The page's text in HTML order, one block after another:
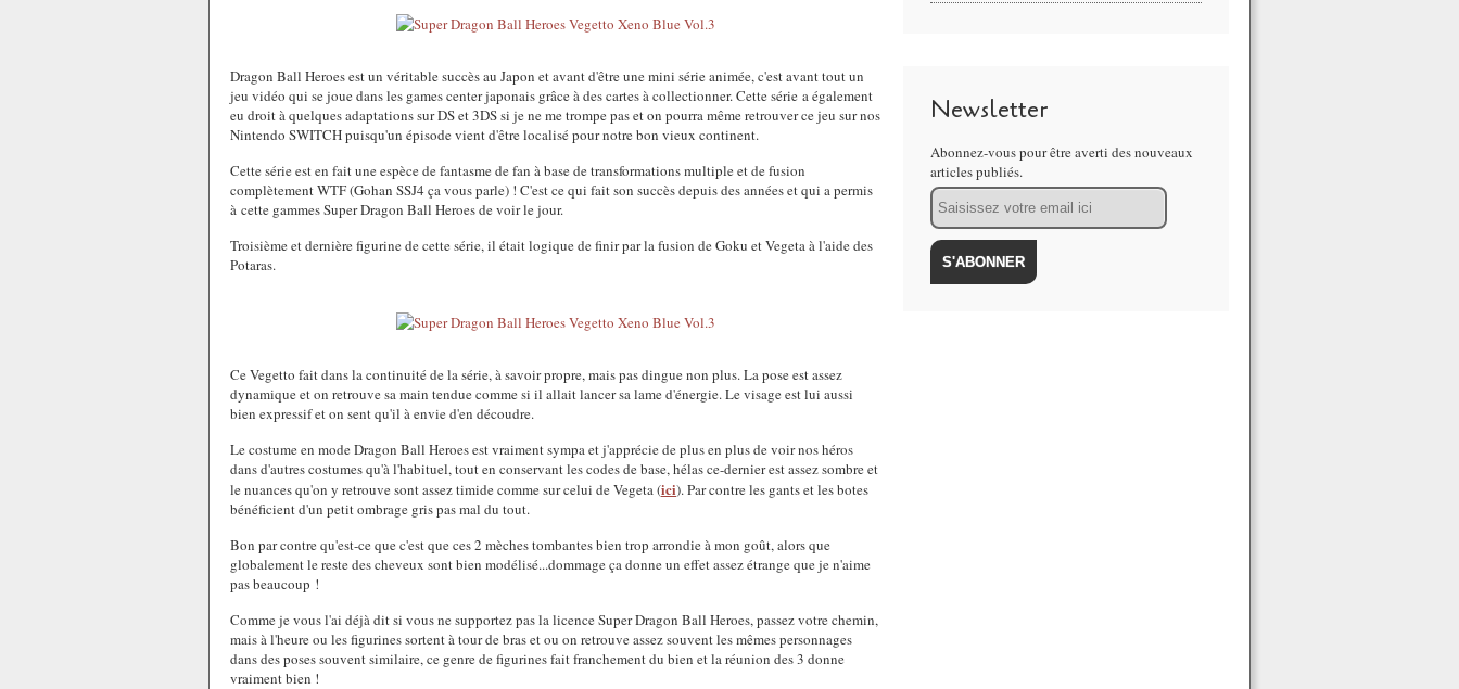
Dragon Ball Heroes est un véritable succès au Japon et avant d'être une mini série animée, c'est avant tout un
jeu vidéo qui se joue dans les games center japonais grâce à des cartes à collectionner. Cette série a également
eu droit à quelques adaptations sur DS et 3DS si je ne me trompe pas et on pourra même retrouver ce jeu sur nos
Nintendo SWITCH puisqu'un épisode vient d'être localisé pour notre bon vieux continent.
Cette série est en fait une espèce de fantasme de fan à base de transformations multiple et de fusion
complètement WTF (Gohan SSJ4 ça vous parle) ! C'est ce qui fait son succès depuis des années et qui a permis
à cette gammes Super Dragon Ball Heroes de voir le jour.
Troisième et dernière figurine de cette série, il était logique de finir par la fusion de Goku et Vegeta à l'aide des
Potaras.
Ce Vegetto fait dans la continuité de la série, à savoir propre, mais pas dingue non plus. La pose est assez
dynamique et on retrouve sa main tendue comme si il allait lancer sa lame d'énergie. Le visage est lui aussi
bien expressif et on sent qu'il à envie d'en découdre.
Le costume en mode Dragon Ball Heroes est vraiment sympa et j'apprécie de plus en plus de voir nos héros
dans d'autres costumes qu'à l'habituel, tout en conservant les codes de base, hélas ce-dernier est assez sombre et
le nuances qu'on y retrouve sont assez timide comme sur celui de Vegeta (ici). Par contre les gants et les botes
bénéficient d'un petit ombrage gris pas mal du tout.
Bon par contre qu'est-ce que c'est que ces 2 mèches tombantes bien trop arrondie à mon goût, alors que
globalement le reste des cheveux sont bien modélisé...dommage ça donne un effet assez étrange que je n'aime
pas beaucoup !
Comme je vous l'ai déjà dit si vous ne supportez pas la licence Super Dragon Ball Heroes, passez votre chemin,
mais à l'heure ou les figurines sortent à tour de bras et ou on retrouve assez souvent les mêmes personnages
dans des poses souvent similaire, ce genre de figurines fait franchement du bien et la réunion des 3 donne
vraiment bien !
Newsletter
Abonnez-vous pour être averti des nouveaux
articles publiés.
Email